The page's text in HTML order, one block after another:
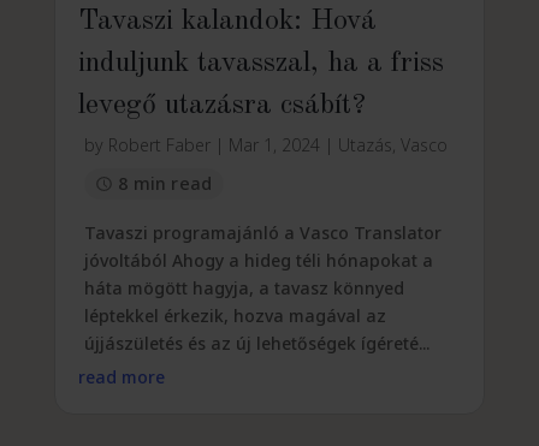
Tavaszi kalandok: Hová
induljunk tavasszal, ha a friss
levegő utazásra csábít?
by Robert Faber| Mar 1, 2024 | Utazás, Vasco
8 min read
Tavaszi programajánló a Vasco Translator
jóvoltából Ahogy a hideg téli hónapokat a
háta mögött hagyja, a tavasz könnyed
léptekkel érkezik, hozva magával az
újjászületés és az új lehetőségek ígéreté...
read more